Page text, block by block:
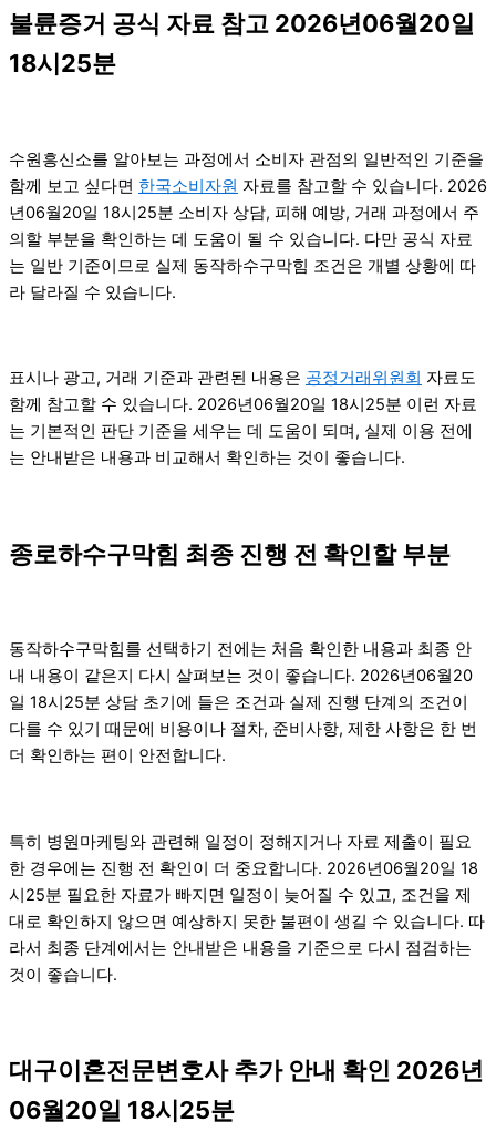
불륜증거 공식 자료 참고 2026년06월20일
18시25분
수원흥신소를 알아보는 과정에서 소비자 관점의 일반적인 기준을
함께 보고 싶다면 한국소비자원 자료를 참고할 수 있습니다. 2026
년06월20일 18시25분 소비자 상담, 피해 예방, 거래 과정에서 주
의할 부분을 확인하는 데 도움이 될 수 있습니다. 다만 공식 자료
는 일반 기준이므로 실제 동작하수구막힘 조건은 개별 상황에 따
라 달라질 수 있습니다.
표시나 광고, 거래 기준과 관련된 내용은 공정거래위원회 자료도
함께 참고할 수 있습니다. 2026년06월20일 18시25분 이런 자료
는 기본적인 판단 기준을 세우는 데 도움이 되며, 실제 이용 전에
는 안내받은 내용과 비교해서 확인하는 것이 좋습니다.
종로하수구막힘 최종 진행 전 확인할 부분
동작하수구막힘를 선택하기 전에는 처음 확인한 내용과 최종 안
내 내용이 같은지 다시 살펴보는 것이 좋습니다. 2026년06월20
일 18시25분 상담 초기에 들은 조건과 실제 진행 단계의 조건이
다를 수 있기 때문에 비용이나 절차, 준비사항, 제한 사항은 한 번
더 확인하는 편이 안전합니다.
특히 병원마케팅와 관련해 일정이 정해지거나 자료 제출이 필요
한 경우에는 진행 전 확인이 더 중요합니다. 2026년06월20일 18
시25분 필요한 자료가 빠지면 일정이 늦어질 수 있고, 조건을 제
대로 확인하지 않으면 예상하지 못한 불편이 생길 수 있습니다. 따
라서 최종 단계에서는 안내받은 내용을 기준으로 다시 점검하는
것이 좋습니다.
대구이혼전문변호사 추가 안내 확인 2026년
06월20일 18시25분